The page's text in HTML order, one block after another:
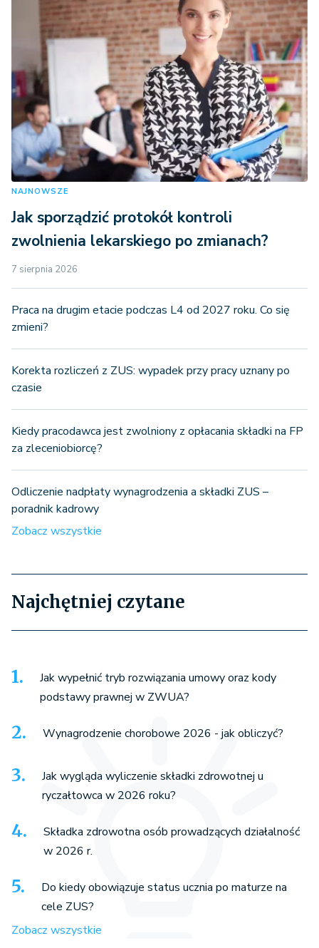
NAJNOWSZE
Jak sporządzić protokół kontroli
zwolnienia lekarskiego po zmianach?
7 sierpnia 2026
Praca na drugim etacie podczas L4 od 2027 roku. Co się
zmieni?
Korekta rozliczeń z ZUS: wypadek przy pracy uznany po
czasie
Kiedy pracodawca jest zwolniony z opłacania składki na FP
za zleceniobiorcę?
Odliczenie nadpłaty wynagrodzenia a składki ZUS –
poradnik kadrowy
Zobacz wszystkie
Najchętniej czytane
Jak wypełnić tryb rozwiązania umowy oraz kody
podstawy prawnej w ZWUA?
Wynagrodzenie chorobowe 2026 - jak obliczyć?
Jak wygląda wyliczenie składki zdrowotnej u
ryczałtowca w 2026 roku?
Składka zdrowotna osób prowadzących działalność
w 2026 r.
Do kiedy obowiązuje status ucznia po maturze na
cele ZUS?
Zobacz wszystkie